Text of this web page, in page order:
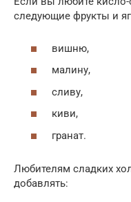
следующие фрукты и
вишню,
малину,
сливу,
киви,
гранат.
Любителям сладких
добавлять: